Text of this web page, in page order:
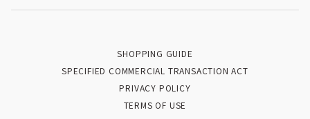
SHOPPING GUIDE
SPECIFIED COMMERCIAL TRANSACTION ACT
PRIVACY POLICY
TERMS OF USE